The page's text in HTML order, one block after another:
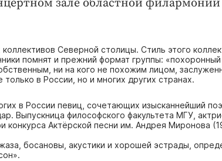
зале областной филармонии
Северной столицы. Стиль этого
помнят и прежний формат группы: «похоронный
ни на кого не похожим лицом,
в России, но и многих других странах.
в России певиц, сочетающих изысканнейший
Выпускница философского факультета МГУ,
конкурса Актёрской песни им. Андрея Миронова
босановы, акустики и хорошей эстрады,